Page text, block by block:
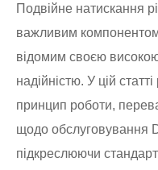
Подвійне натискання
важливим компонентом
відомим своєю високою
надійністю. У цій
принцип роботи,
щодо обслуговування
підкреслюючи